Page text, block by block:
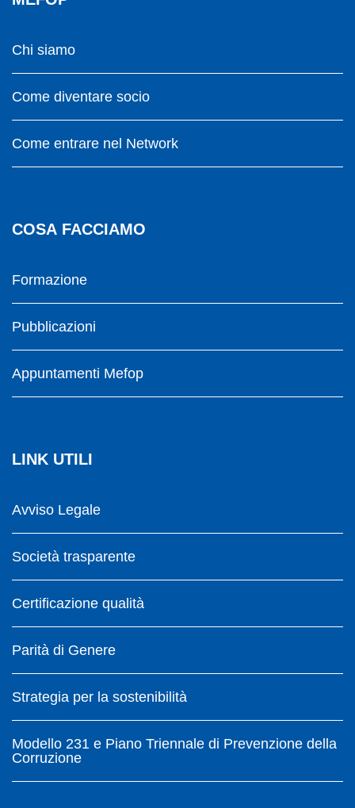
Chi siamo
Come diventare socio
Come entrare nel Network
COSA FACCIAMO
Formazione
Pubblicazioni
Appuntamenti Mefop
LINK UTILI
Avviso Legale
Società trasparente
Certificazione qualità
Parità di Genere
Strategia per la sostenibilità
Modello 231 e Piano Triennale di Prevenzione della
Corruzione